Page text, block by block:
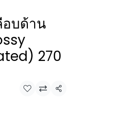
อบด้าน
270
แชร์